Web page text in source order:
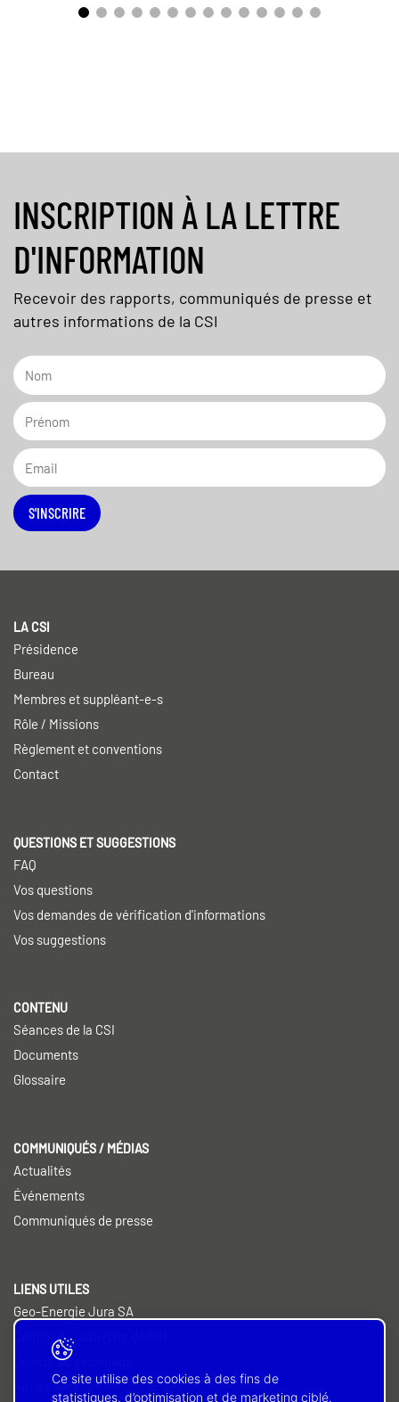
INSCRIPTION À LA LETTRE
D'INFORMATION
Recevoir des rapports, communiqués de presse et
autres informations de la CSI
S'INSCRIRE
LA CSI
Présidence
Bureau
Membres et suppléant-e-s
Rôle / Missions
Règlement et conventions
Contact
QUESTIONS ET SUGGESTIONS
FAQ
Vos questions
Vos demandes de vérification d'informations
Vos suggestions
CONTENU
Séances de la CSI
Documents
Glossaire
COMMUNIQUÉS / MÉDIAS
Actualités
Événements
Communiqués de presse
LIENS UTILES
Geo-Energie Jura SA
Canton du Jura (site dédié)
Comité de patronage
Autres liensCe site utilise des cookies à des fins de
statistiques, d’optimisation et de marketing ciblé.